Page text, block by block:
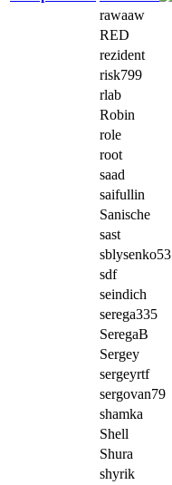
rawaaw
RED
rezident
risk799
rlab
Robin
role
root
saad
saifullin
Sanische
sast
sblysenko53
sdf
seindich
serega335
SeregaB
Sergey
sergeyrtf
sergovan79
shamka
Shell
Shura
shyrik